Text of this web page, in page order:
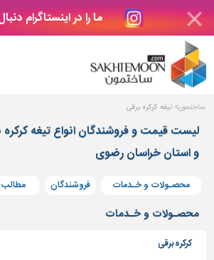
ما را در اینستاگرام
دکوراسیون
بتن
های
بتنی
درب
پنجره
مصالح
پله،
ساختمون تیغه کرکره برقی
لیست قیمت و فروشندگان انواع تیغه
و استان خراسان رضوی
محصـولات و خـدمات فروشندگان مطالب
محصـولات و خـدمات
کرکره برقی